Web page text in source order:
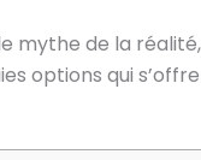
mythe de la
options qui